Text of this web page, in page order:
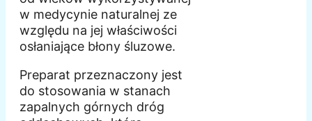
w medycynie naturalnej ze
względu na jej właściwości
osłaniające błony śluzowe.
Preparat przeznaczony jest
do stosowania w stanach
zapalnych górnych dróg